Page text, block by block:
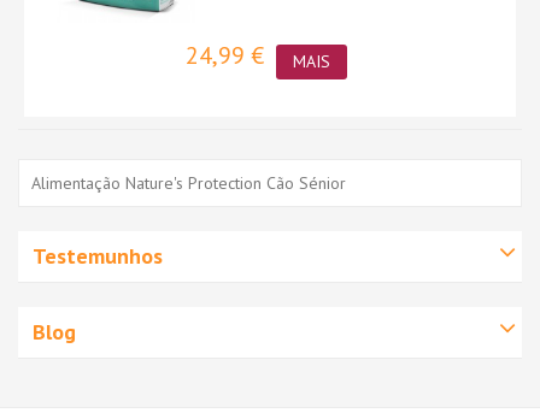
24,99 € MAIS
Alimentação Nature's Protection Cão Sénior
Testemunhos
Blog